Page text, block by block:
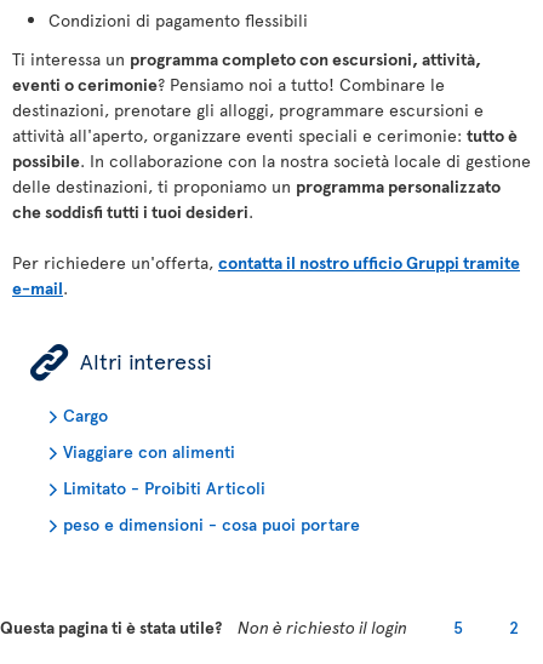
Condizioni di pagamento flessibili
Ti interessa un programma completo con escursioni, attività,
eventi o cerimonie? Pensiamo noi a tutto! Combinare le
destinazioni, prenotare gli alloggi, programmare escursioni e
attività all'aperto, organizzare eventi speciali e cerimonie: tutto è
possibile. In collaborazione con la nostra società locale di gestione
delle destinazioni, ti proponiamo un programma personalizzato
che soddisfi tutti i tuoi desideri.
Per richiedere un'offerta, contatta il nostro ufficio Gruppi tramite
e-mail.
ÿ Altri interessi
Cargo
Viaggiare con alimenti
Limitato - Proibiti Articoli
peso e dimensioni - cosa puoi portare
Questa pagina ti è stata utile? Non è richiesto il login 5 2